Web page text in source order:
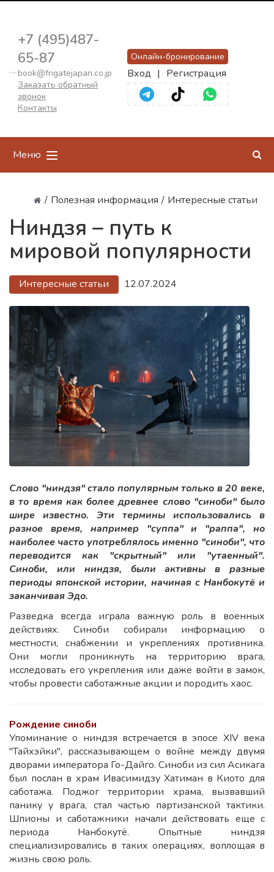
+7 (495)487-
65-87
book@frigatejapan.co.jp
Заказать обратный
звонок
Контакты
Онлайн-бронирование
Вход | Регистрация
Меню
/ Полезная информация / Интересные статьи
Ниндзя – путь к
мировой популярности
Интересные статьи 12.07.2024
Слово "ниндзя" стало популярным только в 20 веке,
в то время как более древнее слово "синоби" было
шире известно. Эти термины использовались в
разное время, например "суппа" и "раппа", но
наиболее часто употреблялось именно "синоби", что
переводится как "скрытный" или "утаенный".
Синоби, или ниндзя, были активны в разные
периоды японской истории, начиная с Нанбокутё и
заканчивая Эдо.
Разведка всегда играла важную роль в военных
действиях. Синоби собирали информацию о
местности, снабжении и укреплениях противника.
Они могли проникнуть на территорию врага,
исследовать его укрепления или даже войти в замок,
чтобы провести саботажные акции и породить хаос.
Рождение синоби
Упоминание о ниндзя встречается в эпосе XIV века
"Тайхэйки", рассказывающем о войне между двумя
дворами императора Го-Дайго. Синоби из сил Асикага
был послан в храм Ивасимидзу Хатиман в Киото для
саботажа. Поджог территории храма, вызвавший
панику у врага, стал частью партизанской тактики.
Шпионы и саботажники начали действовать еще с
периода Нанбокутё. Опытные ниндзя
специализировались в таких операциях, воплощая в
жизнь свою роль.